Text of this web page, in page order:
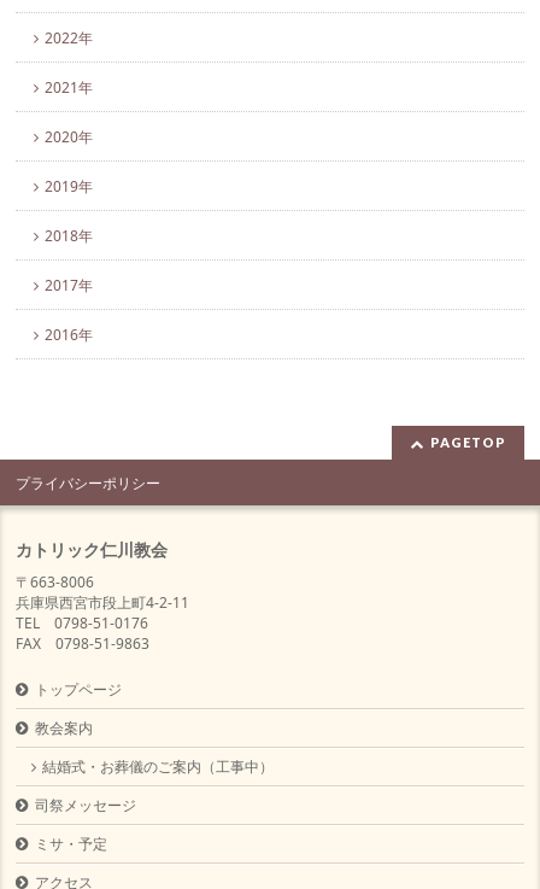
2022年
2021年
2020年
2019年
2018年
2017年
2016年
PAGETOP
プライバシーポリシー
カトリック仁川教会
〒663-8006
兵庫県西宮市段上町4-2-11
TEL 0798-51-0176
FAX 0798-51-9863
トップページ
教会案内
結婚式・お葬儀のご案内（工事中）
司祭メッセージ
ミサ・予定
アクセス